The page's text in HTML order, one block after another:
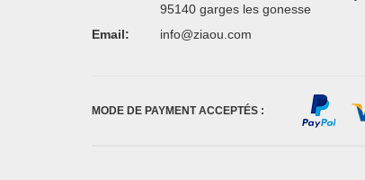
95140 garges les gonesse
Email:
info@ziaou.com
MODE DE PAYMENT ACCEPTÉS :